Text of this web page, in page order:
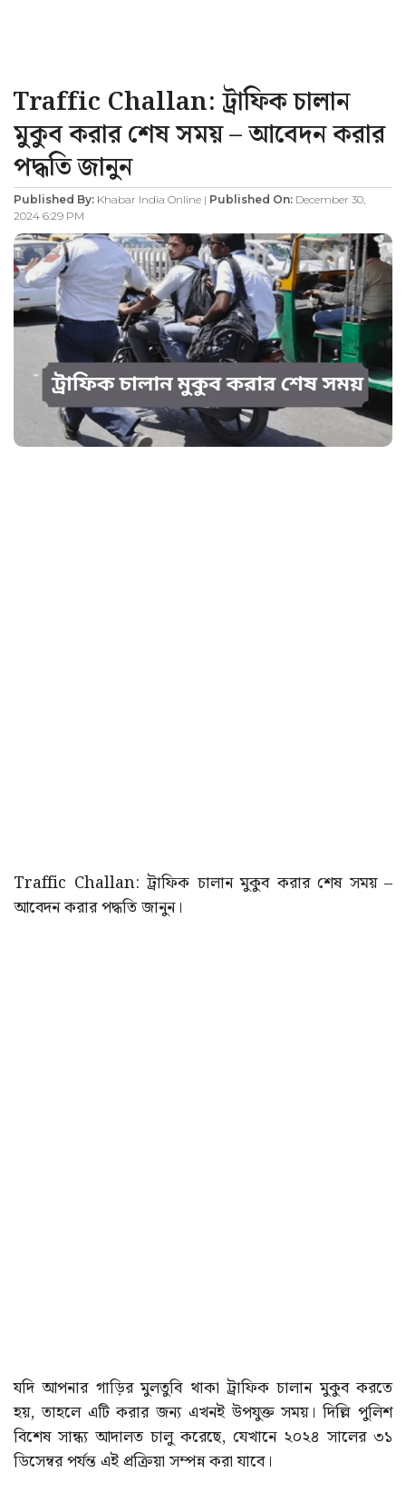
Traffic Challan: ট্রাফিক চালান
মুকুব করার শেষ সময় – আবেদন করার
পদ্ধতি জানুন
Published By: Khabar India Online | Published On: December 30,
2024 6:29 PM
Traffic Challan: ট্রাফিক চালান মুকুব করার শেষ সময় –
আবেদন করার পদ্ধতি জানুন।
যদি আপনার গাড়ির মুলতুবি থাকা ট্রাফিক চালান মুকুব করতে
হয়, তাহলে এটি করার জন্য এখনই উপযুক্ত সময়। দিল্লি পুলিশ
বিশেষ সান্ধ্য আদালত চালু করেছে, যেখানে ২০২৪ সালের ৩১
ডিসেম্বর পর্যন্ত এই প্রক্রিয়া সম্পন্ন করা যাবে।